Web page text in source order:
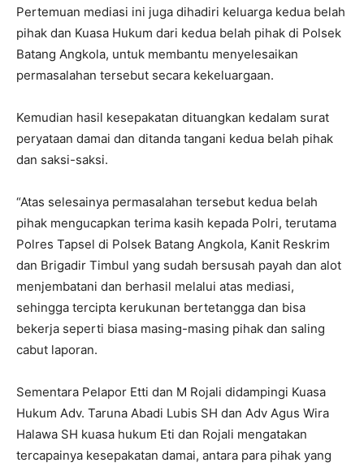
Pertemuan mediasi ini juga dihadiri keluarga kedua belah
pihak dan Kuasa Hukum dari kedua belah pihak di Polsek
Batang Angkola, untuk membantu menyelesaikan
permasalahan tersebut secara kekeluargaan.
Kemudian hasil kesepakatan dituangkan kedalam surat
peryataan damai dan ditanda tangani kedua belah pihak
dan saksi-saksi.
“Atas selesainya permasalahan tersebut kedua belah
pihak mengucapkan terima kasih kepada Polri, terutama
Polres Tapsel di Polsek Batang Angkola, Kanit Reskrim
dan Brigadir Timbul yang sudah bersusah payah dan alot
menjembatani dan berhasil melalui atas mediasi,
sehingga tercipta kerukunan bertetangga dan bisa
bekerja seperti biasa masing-masing pihak dan saling
cabut laporan.
Sementara Pelapor Etti dan M Rojali didampingi Kuasa
Hukum Adv. Taruna Abadi Lubis SH dan Adv Agus Wira
Halawa SH kuasa hukum Eti dan Rojali mengatakan
tercapainya kesepakatan damai, antara para pihak yang